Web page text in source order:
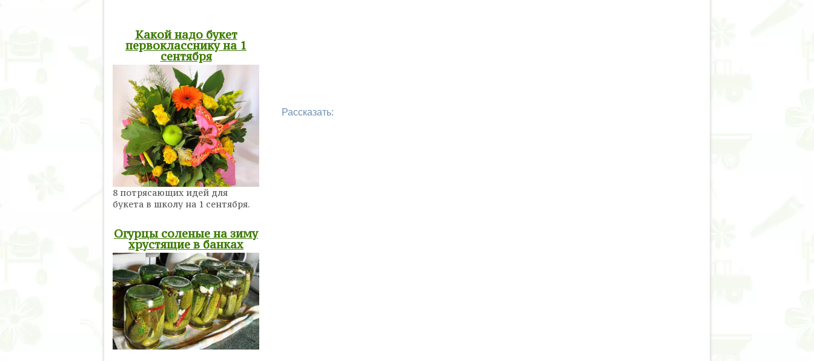
Рассказать:
Какой надо букет
первокласснику на 1
сентября
8 потрясающих идей для
букета в школу на 1 сентября.
Огурцы соленые на зиму
хрустящие в банках